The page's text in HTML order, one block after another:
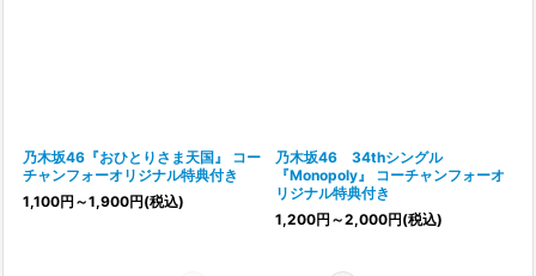
乃木坂46『おひとりさま天国』 コー
チャンフォーオリジナル特典付き
1,100円 ～1,900円(税込)
乃木坂46 34thシングル
『Monopoly』 コーチャンフォーオ
リジナル特典付き
1,200円 ～2,000円(税込)